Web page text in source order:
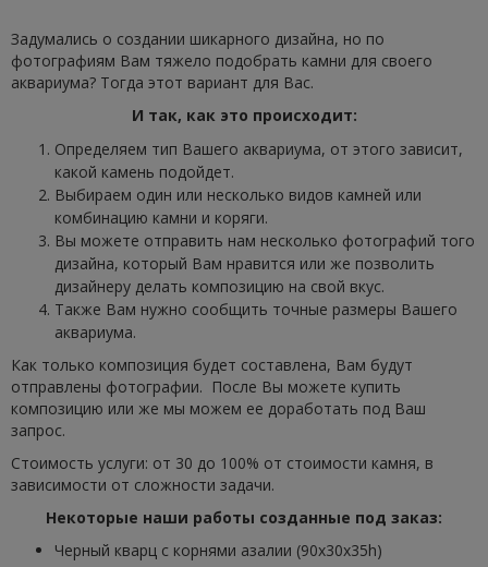
Задумались о создании шикарного дизайна, но по
фотографиям Вам тяжело подобрать камни для своего
аквариума? Тогда этот вариант для Вас.
И так, как это происходит:
Определяем тип Вашего аквариума, от этого зависит,
какой камень подойдет.
Выбираем один или несколько видов камней или
комбинацию камни и коряги.
Вы можете отправить нам несколько фотографий того
дизайна, который Вам нравится или же позволить
дизайнеру делать композицию на свой вкус.
Также Вам нужно сообщить точные размеры Вашего
аквариума.
Как только композиция будет составлена, Вам будут
отправлены фотографии. После Вы можете купить
композицию или же мы можем ее доработать под Ваш
запрос.
Стоимость услуги: от 30 до 100% от стоимости камня, в
зависимости от сложности задачи.
Некоторые наши работы созданные под заказ:
Черный кварц с корнями азалии (90x30x35h)